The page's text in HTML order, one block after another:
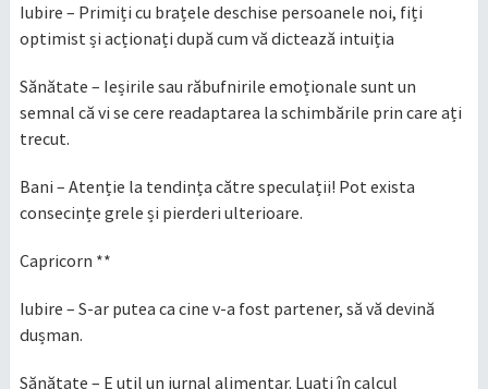
Iubire – Primiți cu brațele deschise persoanele noi, fiți
optimist și acționați după cum vă dictează intuiția
Sănătate – Ieșirile sau răbufnirile emoționale sunt un
semnal că vi se cere readaptarea la schimbările prin care ați
trecut.
Bani – Atenție la tendința către speculații! Pot exista
consecințe grele și pierderi ulterioare.
Capricorn **
Iubire – S-ar putea ca cine v-a fost partener, să vă devină
dușman.
Sănătate – E util un jurnal alimentar. Luați în calcul